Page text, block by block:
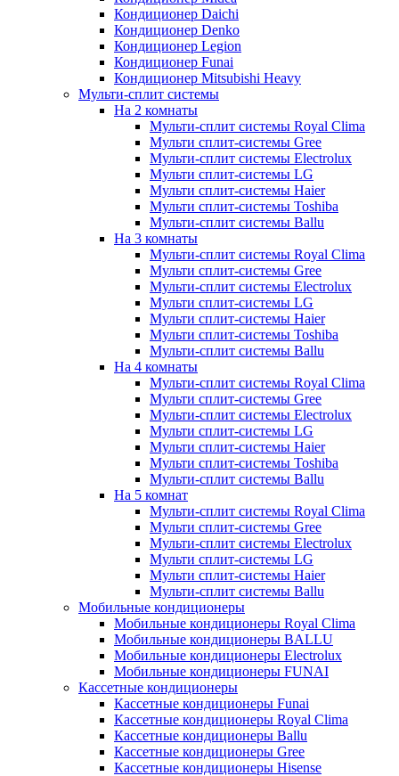
Кондиционер Daichi
Кондиционер Denko
Кондиционер Legion
Кондиционер Funai
Кондиционер Mitsubishi Heavy
Мульти-сплит системы
На 2 комнаты
Мульти-сплит системы Royal Clima
Мульти сплит-системы Gree
Мульти-сплит системы Electrolux
Мульти сплит-системы LG
Мульти сплит-системы Haier
Мульти сплит-системы Toshiba
Мульти-сплит системы Ballu
На 3 комнаты
Мульти-сплит системы Royal Clima
Мульти сплит-системы Gree
Мульти-сплит системы Electrolux
Мульти сплит-системы LG
Мульти сплит-системы Haier
Мульти сплит-системы Toshiba
Мульти-сплит системы Ballu
На 4 комнаты
Мульти-сплит системы Royal Clima
Мульти сплит-системы Gree
Мульти-сплит системы Electrolux
Мульти сплит-системы LG
Мульти сплит-системы Haier
Мульти сплит-системы Toshiba
Мульти-сплит системы Ballu
На 5 комнат
Мульти-сплит системы Royal Clima
Мульти сплит-системы Gree
Мульти-сплит системы Electrolux
Мульти сплит-системы LG
Мульти сплит-системы Haier
Мульти-сплит системы Ballu
Мобильные кондиционеры
Мобильные кондиционеры Royal Clima
Мобильные кондиционеры BALLU
Мобильные кондиционеры Electrolux
Мобильные кондиционеры FUNAI
Кассетные кондиционеры
Кассетные кондиционеры Funai
Кассетные кондиционеры Royal Clima
Кассетные кондиционеры Ballu
Кассетные кондиционеры Gree
Кассетные кондиционеры Hisense